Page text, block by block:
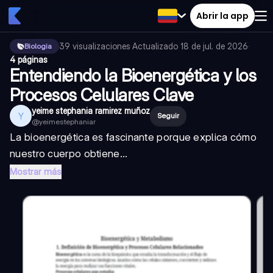
Abrir la app
Biologia 39 visualizaciones·Actualizado 18 de jul. de 2026·
4 páginas
Entendiendo la Bioenergética y los
Procesos Celulares Clave
Y yeime stephania ramirez muñoz
@yeimestephaniar
Seguir
La bioenergética es fascinante porque explica cómo
nuestro cuerpo obtiene...
Mostrar más